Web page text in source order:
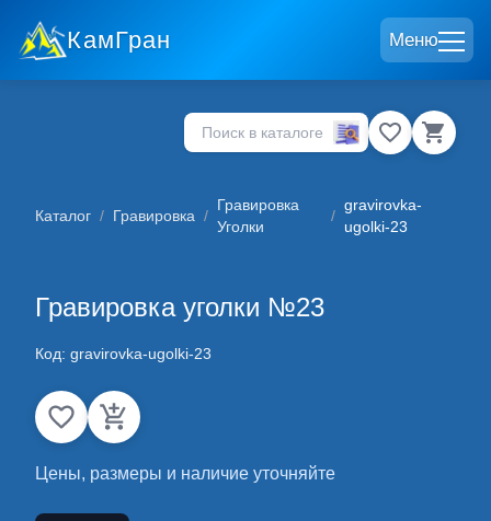
КамГран Меню
Каталог / Гравировка /
Гравировка
Уголки
/
gravirovka-
ugolki-23
Гравировка уголки №23
Код: gravirovka-ugolki-23
Цены, размеры и наличие уточняйте